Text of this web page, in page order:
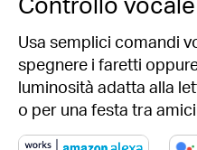
Usa semplici comandi
spegnere i faretti
luminosità adatta alla
o per una festa tra